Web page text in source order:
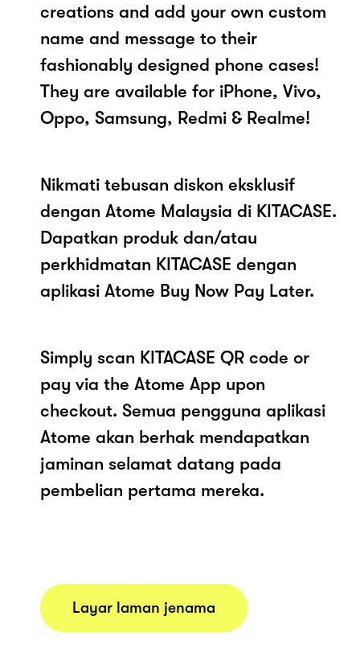
creations and add your own custom
name and message to their
fashionably designed phone cases!
They are available for iPhone, Vivo,
Oppo, Samsung, Redmi & Realme!
Nikmati tebusan diskon eksklusif
dengan Atome Malaysia di KITACASE.
Dapatkan produk dan/atau
perkhidmatan KITACASE dengan
aplikasi Atome Buy Now Pay Later.
Simply scan KITACASE QR code or
pay via the Atome App upon
checkout. Semua pengguna aplikasi
Atome akan berhak mendapatkan
jaminan selamat datang pada
pembelian pertama mereka.
Layar laman jenama